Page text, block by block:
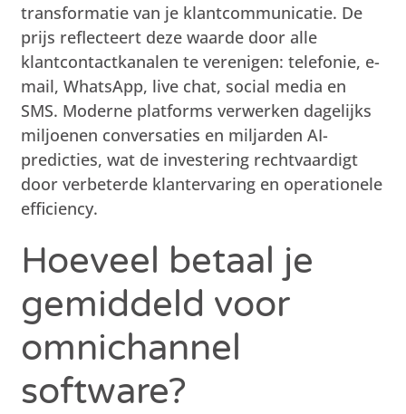
transformatie van je klantcommunicatie. De
prijs reflecteert deze waarde door alle
klantcontactkanalen te verenigen: telefonie, e-
mail, WhatsApp, live chat, social media en
SMS. Moderne platforms verwerken dagelijks
miljoenen conversaties en miljarden AI-
predicties, wat de investering rechtvaardigt
door verbeterde klantervaring en operationele
efficiency.
Hoeveel betaal je
gemiddeld voor
omnichannel
software?